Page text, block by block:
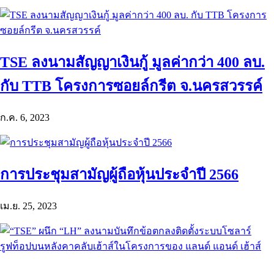
TSE ลงนามสัญญาเงินกู้ มูลค่ากว่า 400 ลบ.
กับ TTB โครงการซอยล์กรีต จ.นครสวรรค์
ก.ค. 6, 2023
การประชุมสามัญผู้ถือหุ้นประจำปี 2566
เม.ย. 25, 2023